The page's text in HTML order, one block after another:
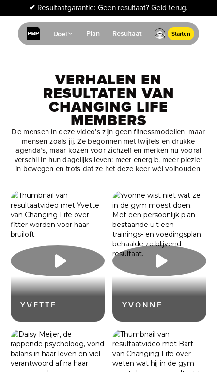
✔ Resultaatgarantie: Geen resultaat? Geld terug.
Doel Plan Resultaat Starten
VERHALEN EN
RESULTATEN VAN
CHANGING LIFE
MEMBERS
De mensen in deze video’s zijn geen fitnessmodellen, maar
mensen zoals jij. Ze begonnen met twijfels en drukke
agenda’s, maar kozen voor zichzelf en merken nu vooral
verschil in hun dagelijks leven: meer energie, meer plezier
in bewegen en trots dat ze het deze keer wél volhouden.
YVETTE YVONNE